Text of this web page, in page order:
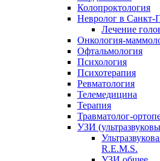
Колопроктология
Невролог в Санкт-
Лечение
Онкология-
Офтальмология
Психология
Психотерапия
Ревматология
Телемедицина
Терапия
Травматолог-
УЗИ
R.E.M.S.